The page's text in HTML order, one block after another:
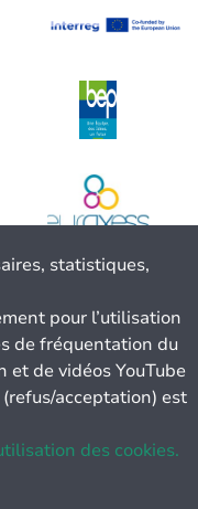
statistiques,
pour l’utilisation
de fréquentation du
de vidéos YouTube
acceptation) est
des cookies.